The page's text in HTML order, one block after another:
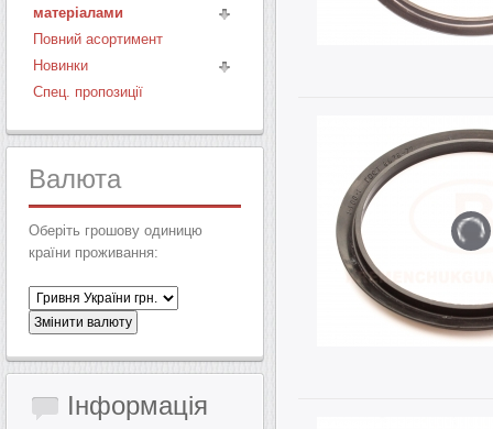
матеріалами
Повний асортимент
Новинки
Спец. пропозиції
Валюта
Оберіть грошову одиницю
країни проживання:
Інформація